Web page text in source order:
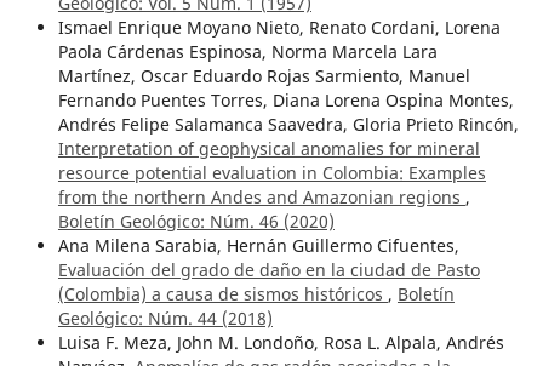
Ismael Enrique Moyano Nieto, Renato Cordani, Lorena
Paola Cárdenas Espinosa, Norma Marcela Lara
Martínez, Oscar Eduardo Rojas Sarmiento, Manuel
Fernando Puentes Torres, Diana Lorena Ospina Montes,
Andrés Felipe Salamanca Saavedra, Gloria Prieto Rincón,
Interpretation of geophysical anomalies for mineral
resource potential evaluation in Colombia: Examples
from the northern Andes and Amazonian regions ,
Boletín Geológico: Núm. 46 (2020)
Ana Milena Sarabia, Hernán Guillermo Cifuentes,
Evaluación del grado de daño en la ciudad de Pasto
(Colombia) a causa de sismos históricos , Boletín
Geológico: Núm. 44 (2018)
Luisa F. Meza, John M. Londoño, Rosa L. Alpala, Andrés